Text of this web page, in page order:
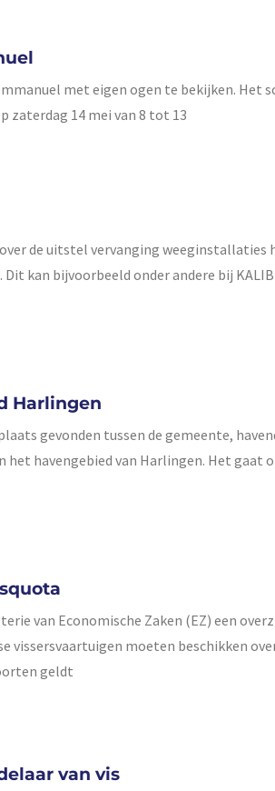
met eigen ogen te bekijken. Het
zaterdag 14 mei van 8 tot 13
de uitstel vervanging
kan bijvoorbeeld onder andere bij
Harlingen
gevonden tussen de gemeente,
het havengebied van Harlingen. Het
van Economische Zaken (EZ) een
vissersvaartuigen moeten beschikken
geldt
van vis